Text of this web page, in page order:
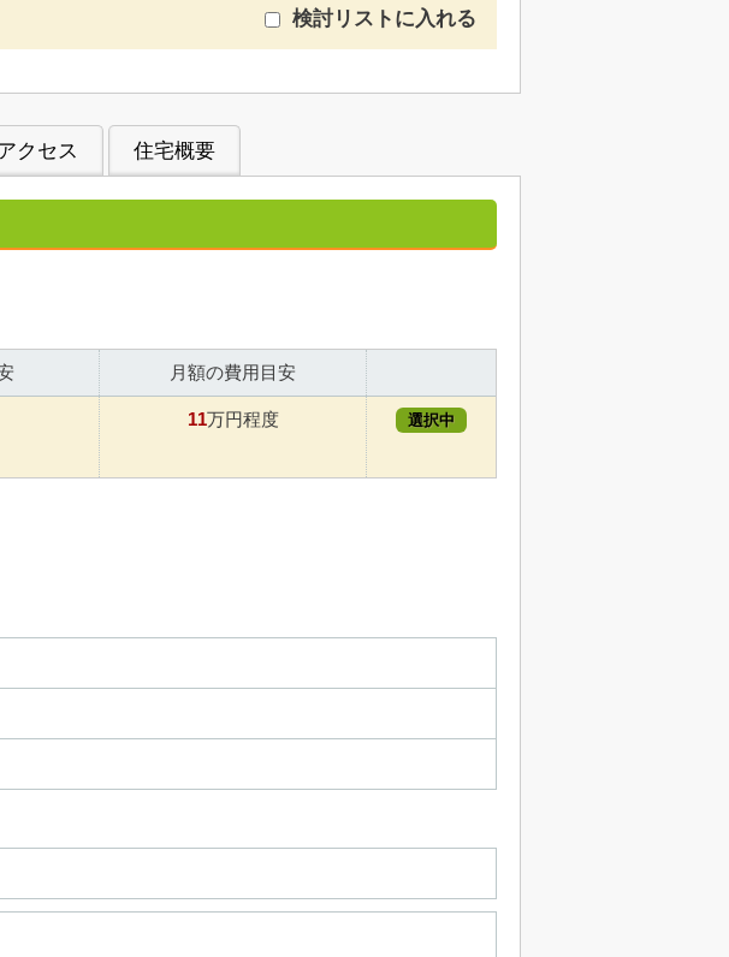
検討リストに入れる
クセス 住宅概要
月額の費用目安
11万円程度 選択中